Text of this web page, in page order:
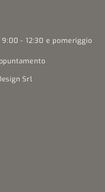
- 12:30 e pomeriggio
Srl